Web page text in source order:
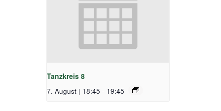
Tanzkreis 8
7. August | 18:45 - 19:45